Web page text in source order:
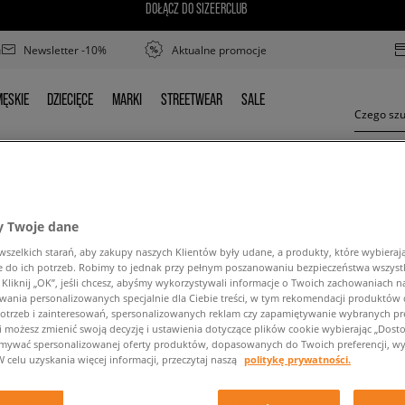
DOŁĄCZ DO SIZEERCLUB
Newsletter -10% Aktualne promocje
DZIECIĘCE
DZIECIĘCE MARKI
MARKI STREETWEAR
STREETWEAR SALE
SALE
wyszukanej frazy. Spróbuj użyć mniejszej
Twoje dane
starań, aby zakupy naszych Klientów były udane, a produkty, które
do ich potrzeb. Robimy to jednak przy pełnym poszanowaniu bezpieczeństwa
„OK”, jeśli chcesz, abyśmy wykorzystywali informacje o Twoich zachowaniach
personalizowanych specjalnie dla Ciebie treści, w tym rekomendacji produktów
i zainteresowań, spersonalizowanych reklam czy zapamiętywanie wybranych
możesz zmienić swoją decyzję i ustawienia dotyczące plików cookie wybierając
spersonalizowanej oferty produktów, dopasowanych do Twoich preferencji,
celu uzyskania więcej informacji, przeczytaj naszą politykę prywatności.